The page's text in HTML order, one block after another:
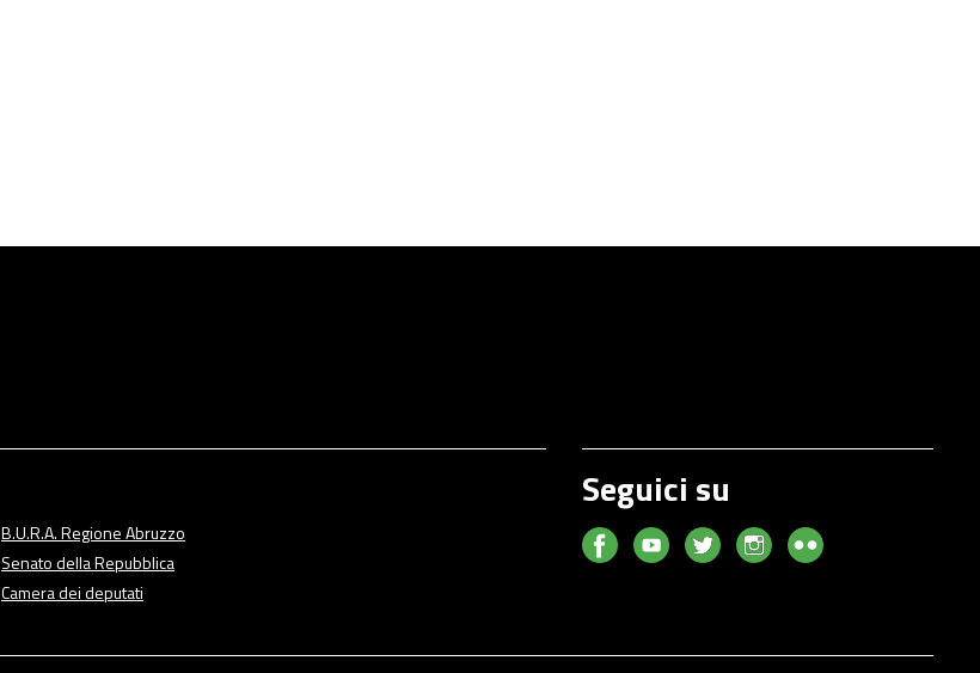
B.U.R.A. Regione Abruzzo
Senato della Repubblica
Camera dei deputati
Seguici su